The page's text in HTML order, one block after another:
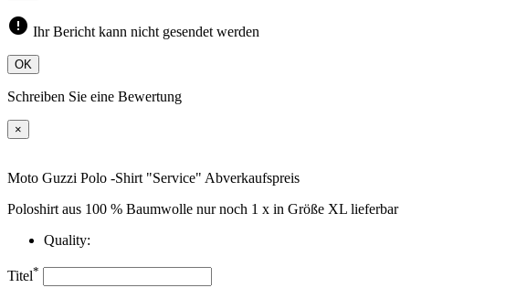
error Ihr Bericht kann nicht gesendet werden
OK
Schreiben Sie eine Bewertung
×
Moto Guzzi Polo -Shirt "Service" Abverkaufspreis
Poloshirt aus 100 % Baumwolle nur noch 1 x in Größe XL lieferbar
Quality:
Titel*